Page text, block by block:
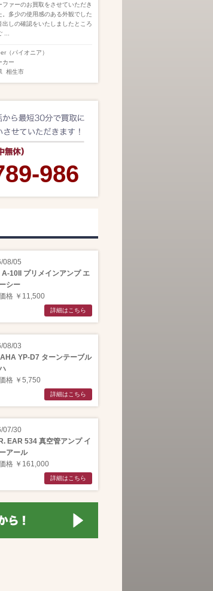
ファーのお買取をさせていただき
。多少の使用感のある外観でした
出しの確認をいたしましたところ
...
（パイオニア）
カー
相生市
986
08/05
A-10II プリメインアンプ エ
シー
格 ￥11,500
詳細はこちら
08/03
YP-D7 ターンテーブル
格 ￥5,750
詳細はこちら
07/30
EAR 534 真空管アンプ イ
アール
格 ￥161,000
詳細はこちら